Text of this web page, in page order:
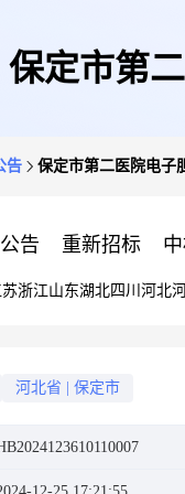
保定市第
告 保定市第二医院电子
告 重新招标
浙江山东湖北四川 河北
河北省 保定市